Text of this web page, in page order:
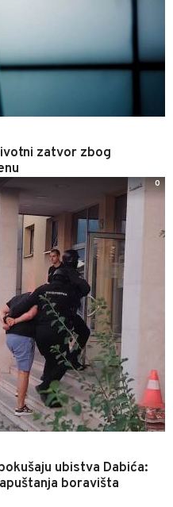
zatvor zbog
ubistva Dabića:
boravišta
0